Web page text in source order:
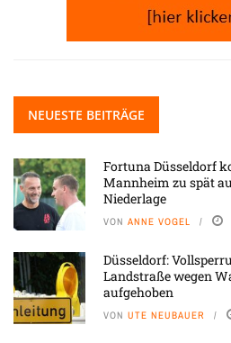
NEUESTE BEITRÄGE
Fortuna Düsseldorf
Mannheim zu spät
Niederlage
VON ANNE VOGEL
Düsseldorf:
Landstraße wegen
aufgehoben
VON UTE NEUBAUER